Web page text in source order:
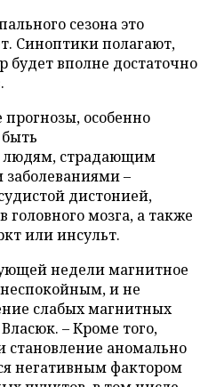
сезона это
Синоптики полагают,
будет вполне достаточно
особенно
людям, страдающим
–
дистонией,
головного мозга, а также
или инсульт.
недели магнитное
и не
слабых магнитных
– Кроме того,
аномально
негативным фактором